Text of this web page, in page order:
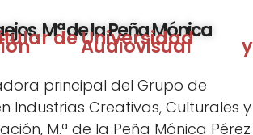
Mª de la Peña Mónica
de Universidad
Audiovisual y
principal del Grupo de
Industrias Creativas, Culturales y
M.ª de la Peña Mónica Pérez